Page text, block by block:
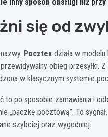
się od
Pocztex działa w
obieg przesyłki.
w klasycznym systemie
to po sposobie zamawiania i
pocztową”. To
szybciej oraz wygodniej.